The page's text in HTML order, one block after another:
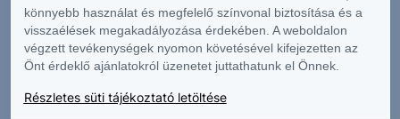
könnyebb használat és megfelelő színvonal biztosítása és a
visszaélések megakadályozása érdekében. A weboldalon
végzett tevékenységek nyomon követésével kifejezetten az
Önt érdeklő ajánlatokról üzenetet juttathatunk el Önnek.
Részletes süti tájékoztató letöltése